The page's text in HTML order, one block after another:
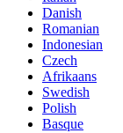
Danish
Romanian
Indonesian
Czech
Afrikaans
Swedish
Polish
Basque